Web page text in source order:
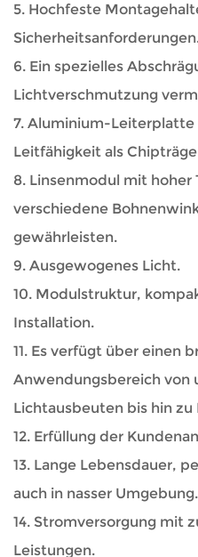
5. Hochfeste
6. Ein spezielles
Lichtverschmutzung
7. Aluminium-
Leitfähigkeit als
8. Linsenmodul mit hoher
verschiedene
gewährleisten.
9. Ausgewogenes Licht.
10. Modulstruktur,
Installation.
11. Es verfügt über einen
Anwendungsbereich von
Lichtausbeuten bis hin
12. Erfüllung der
13. Lange Lebensdauer,
auch in nasser Umgebung.
14. Stromversorgung mit
Leistungen.